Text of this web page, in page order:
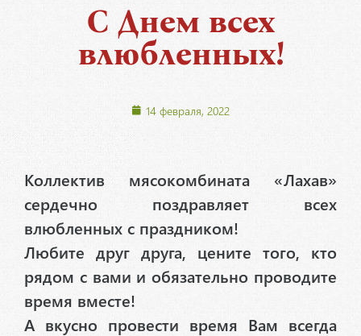
С Днем всех
влюбленных!
14 февраля, 2022
Коллектив мясокомбината «Лахав»
сердечно поздравляет всех
влюбленных с праздником!
Любите друг друга, цените того, кто
рядом с вами и обязательно проводите
время вместе!
А вкусно провести время Вам всегда